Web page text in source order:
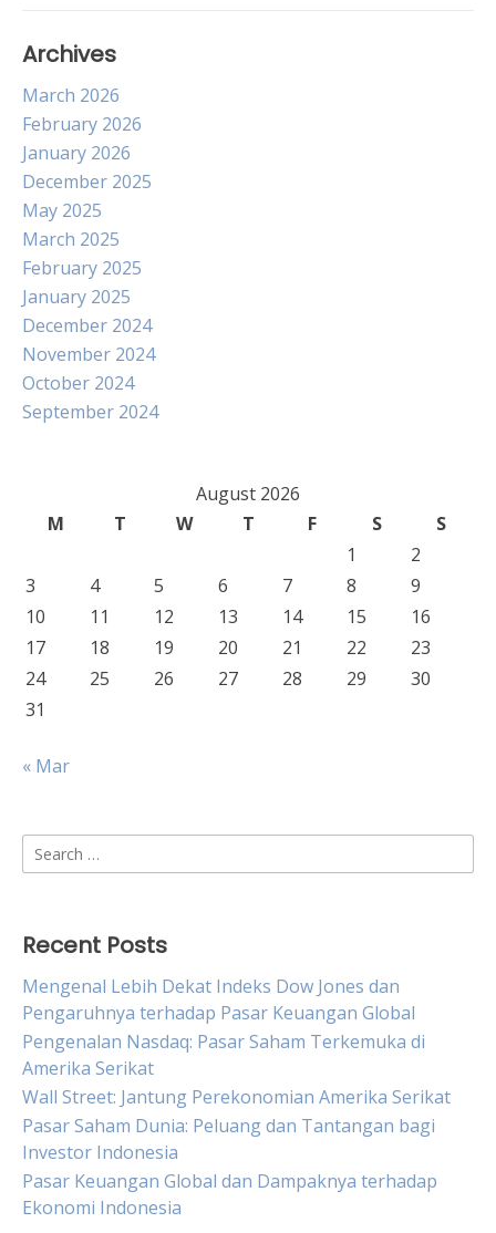
Archives
March 2026
February 2026
January 2026
December 2025
May 2025
March 2025
February 2025
January 2025
December 2024
November 2024
October 2024
September 2024
August 2026
M
T W T F S
S
1
2
3
4 5 6 7 8
9
10
11 12 13 14 15
16
17
18 19 20 21 22
23
24
25 26 27 28 29
30
31
« Mar
Search
for:
Recent Posts
Mengenal Lebih Dekat Indeks Dow Jones dan
Pengaruhnya terhadap Pasar Keuangan Global
Pengenalan Nasdaq: Pasar Saham Terkemuka di
Amerika Serikat
Wall Street: Jantung Perekonomian Amerika Serikat
Pasar Saham Dunia: Peluang dan Tantangan bagi
Investor Indonesia
Pasar Keuangan Global dan Dampaknya terhadap
Ekonomi Indonesia